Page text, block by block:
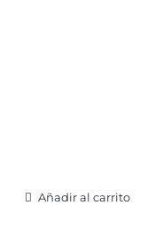
Añadir al carrito